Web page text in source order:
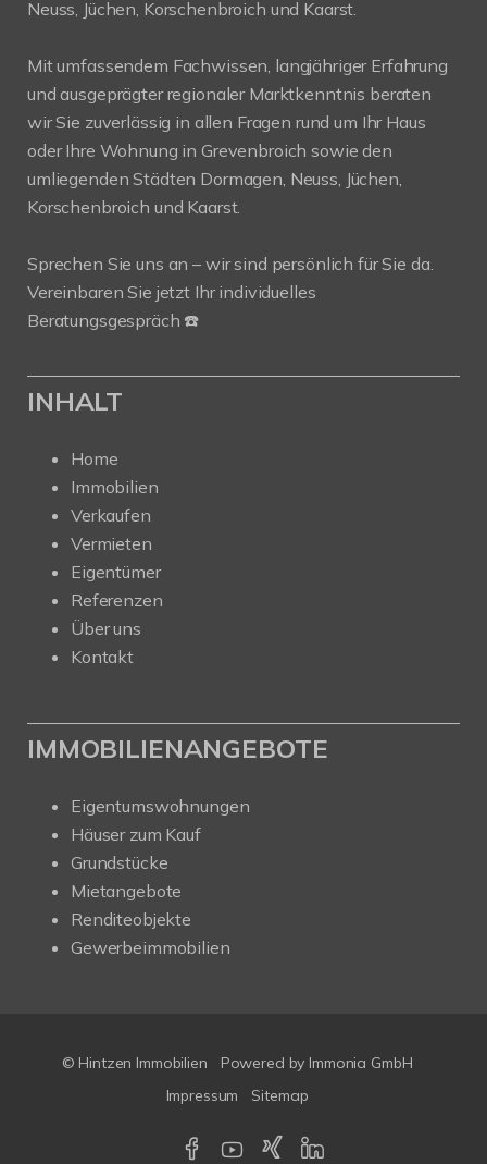
Neuss, Jüchen, Korschenbroich und Kaarst.
Mit umfassendem Fachwissen, langjähriger Erfahrung
und ausgeprägter regionaler Marktkenntnis beraten
wir Sie zuverlässig in allen Fragen rund um Ihr Haus
oder Ihre Wohnung in Grevenbroich sowie den
umliegenden Städten Dormagen, Neuss, Jüchen,
Korschenbroich und Kaarst.
Sprechen Sie uns an – wir sind persönlich für Sie da.
Vereinbaren Sie jetzt Ihr individuelles
Beratungsgespräch ☎️
INHALT
Home
Immobilien
Verkaufen
Vermieten
Eigentümer
Referenzen
Über uns
Kontakt
IMMOBILIENANGEBOTE
Eigentumswohnungen
Häuser zum Kauf
Grundstücke
Mietangebote
Renditeobjekte
Gewerbeimmobilien
© Hintzen Immobilien
Powered by Immonia GmbH
Impressum
Sitemap